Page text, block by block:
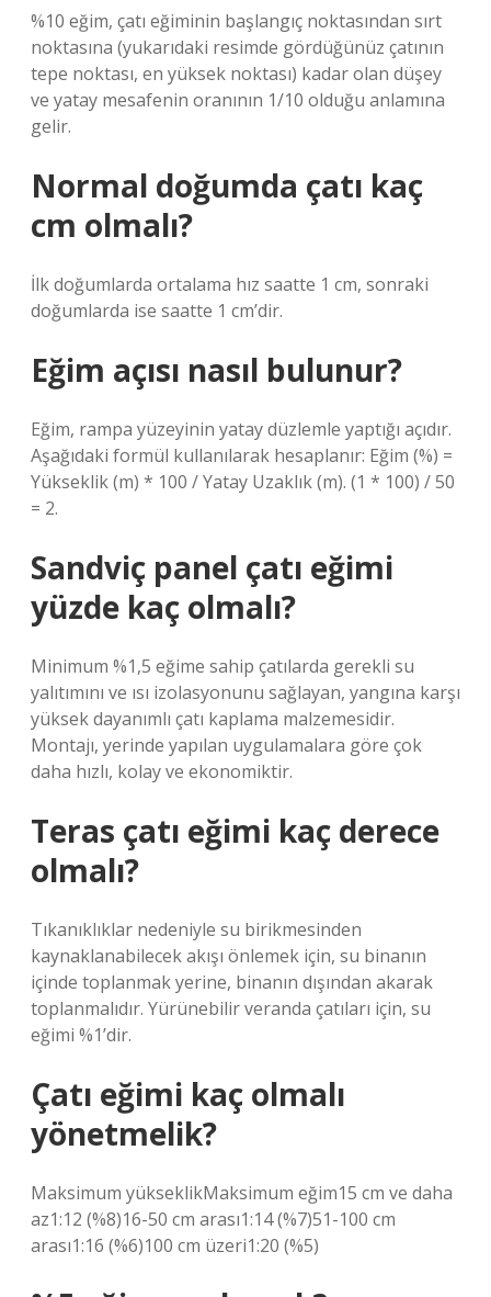
%10 eğim, çatı eğiminin başlangıç ​​noktasından sırt
noktasına (yukarıdaki resimde gördüğünüz çatının
tepe noktası, en yüksek noktası) kadar olan düşey
ve yatay mesafenin oranının 1/10 olduğu anlamına
gelir.
Normal doğumda çatı kaç
cm olmalı?
İlk doğumlarda ortalama hız saatte 1 cm, sonraki
doğumlarda ise saatte 1 cm’dir.
Eğim açısı nasıl bulunur?
Eğim, rampa yüzeyinin yatay düzlemle yaptığı açıdır.
Aşağıdaki formül kullanılarak hesaplanır: Eğim (%) =
Yükseklik (m) * 100 / Yatay Uzaklık (m). (1 * 100) / 50
= 2.
Sandviç panel çatı eğimi
yüzde kaç olmalı?
Minimum %1,5 eğime sahip çatılarda gerekli su
yalıtımını ve ısı izolasyonunu sağlayan, yangına karşı
yüksek dayanımlı çatı kaplama malzemesidir.
Montajı, yerinde yapılan uygulamalara göre çok
daha hızlı, kolay ve ekonomiktir.
Teras çatı eğimi kaç derece
olmalı?
Tıkanıklıklar nedeniyle su birikmesinden
kaynaklanabilecek akışı önlemek için, su binanın
içinde toplanmak yerine, binanın dışından akarak
toplanmalıdır. Yürünebilir veranda çatıları için, su
eğimi %1’dir.
Çatı eğimi kaç olmalı
yönetmelik?
Maksimum yükseklikMaksimum eğim15 cm ve daha
az1:12 (%8)16-50 cm arası1:14 (%7)51-100 cm
arası1:16 (%6)100 cm üzeri1:20 (%5)